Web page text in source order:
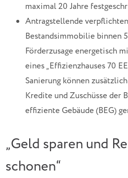
maximal 20 Jahre
Antragstellende
Bestandsimmobilie binnen
Förderzusage energetisch
eines „Effizienzhauses 70
Sanierung können
Kredite und Zuschüsse der
effiziente Gebäude (BEG)
„Geld sparen und
schonen“